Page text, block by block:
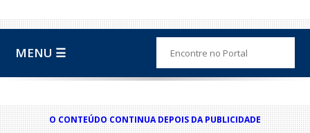
MENU ☰
O CONTEÚDO CONTINUA DEPOIS DA PUBLICIDADE